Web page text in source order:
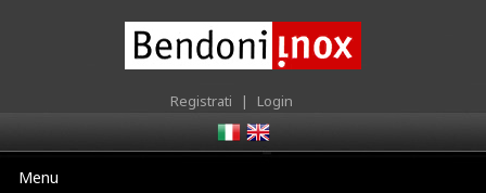
Registrati | Login
Menu